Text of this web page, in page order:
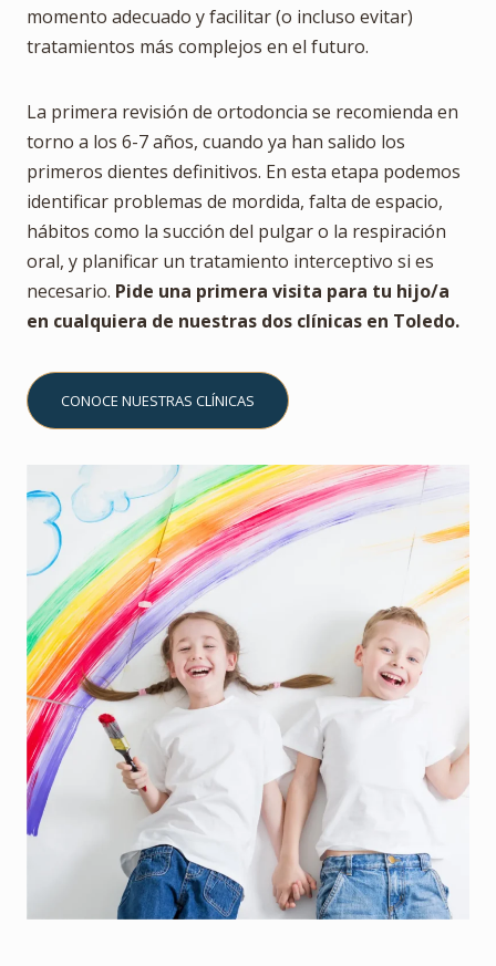
momento adecuado y facilitar (o incluso evitar)
tratamientos más complejos en el futuro.
La primera revisión de ortodoncia se recomienda en
torno a los 6-7 años, cuando ya han salido los
primeros dientes definitivos. En esta etapa podemos
identificar problemas de mordida, falta de espacio,
hábitos como la succión del pulgar o la respiración
oral, y planificar un tratamiento interceptivo si es
necesario. Pide una primera visita para tu hijo/a
en cualquiera de nuestras dos clínicas en Toledo.
CONOCE NUESTRAS CLÍNICAS